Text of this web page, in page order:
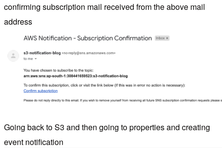
confirming subscription mail received from the above mail
address
Going back to S3 and then going to properties and creating
event notification